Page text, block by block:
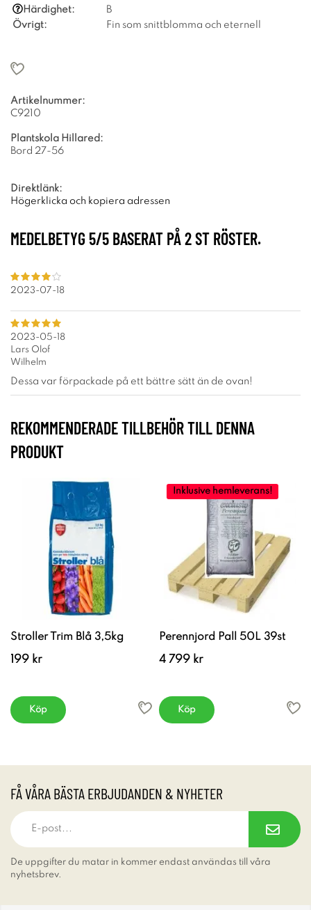
Härdighet:
B
Övrigt:
Fin som snittblomma och eternell
Artikelnummer:
C9210
Plantskola Hillared:
Bord 27-56
Direktlänk:
Högerklicka och kopiera adressen
MEDELBETYG 5/5 BASERAT PÅ2ST RÖSTER.
2023-07-18
2023-05-18
Lars Olof
Wilhelm
Dessa var förpackade på ett bättre sätt än de ovan!
REKOMMENDERADE TILLBEHÖR TILL DENNA
PRODUKT
Stroller Trim Blå 3,5kg
199 kr
Köp
Inklusive hemleverans!
Perennjord Pall 50L 39st
4 799 kr
Köp
FÅ VÅRA BÄSTA ERBJUDANDEN & NYHETER
De uppgifter du matar in kommer endast användas till våra
nyhetsbrev.